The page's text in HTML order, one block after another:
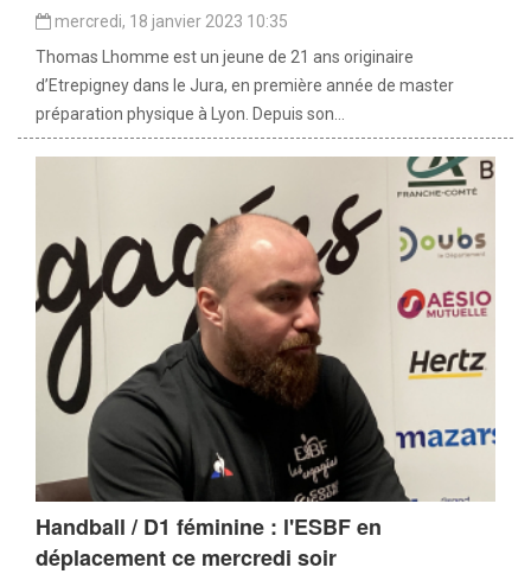
mercredi, 18 janvier 2023 10:35
Thomas Lhomme est un jeune de 21 ans originaire
d’Etrepigney dans le Jura, en première année de master
préparation physique à Lyon. Depuis son...
Handball / D1 féminine : l'ESBF en
déplacement ce mercredi soir